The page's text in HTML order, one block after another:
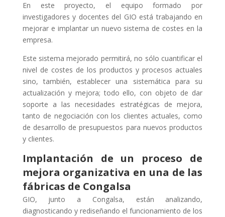
En este proyecto, el equipo formado por
investigadores y docentes del GIO está trabajando en
mejorar e implantar un nuevo sistema de costes en la
empresa.
Este sistema mejorado permitirá, no sólo cuantificar el
nivel de costes de los productos y procesos actuales
sino, también, establecer una sistemática para su
actualización y mejora; todo ello, con objeto de dar
soporte a las necesidades estratégicas de mejora,
tanto de negociación con los clientes actuales, como
de desarrollo de presupuestos para nuevos productos
y clientes.
Implantación de un proceso de
mejora organizativa en una de las
fábricas de Congalsa
GIO, junto a Congalsa, están analizando,
diagnosticando y rediseñando el funcionamiento de los